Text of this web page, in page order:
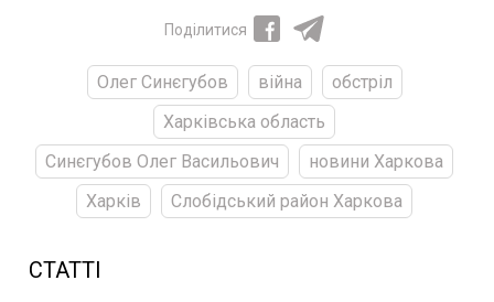
Поділитися
Олег Синєгубов війна
обстріл
Харківська область
Синєгубов Олег Васильович
новини Харкова
Харків
Слобідський район Харкова
СТАТТІ